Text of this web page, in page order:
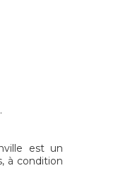
est un
à condition